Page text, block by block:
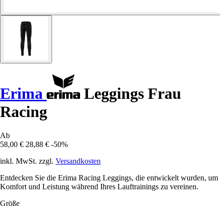
Erima
Leggings Frau
Racing
Ab
58,00 € 28,88 € -50%
inkl. MwSt. zzgl. Versandkosten
Entdecken Sie die Erima Racing Leggings, die entwickelt wurden, um
Komfort und Leistung während Ihres Lauftrainings zu vereinen.
Größe